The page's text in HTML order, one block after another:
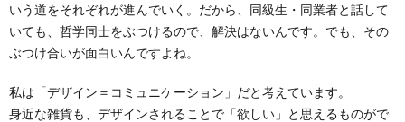
いう道をそれぞれが進んでいく。だから、同級生・同業者と話して
いても、哲学同士をぶつけるので、解決はないんです。でも、その
ぶつけ合いが面白いんですよね。
私は「デザイン＝コミュニケーション」だと考えています。
身近な雑貨も、デザインされることで「欲しい」と思えるものがで